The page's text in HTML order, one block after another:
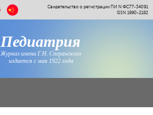
Свидетельство о регистрации ПИ N ФС77-34091
ISSN 1990-2182
Педиатрия
Журнал имени Г.Н. Сперанского
издается с мая 1922 года